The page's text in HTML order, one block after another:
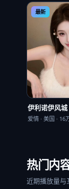
最新
伊利诺伊风城
爱情 · 美国 · 16
热门内
近期播放量与